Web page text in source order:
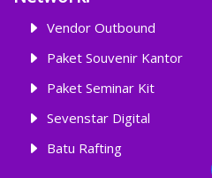
Vendor Outbound
Paket Souvenir Kantor
Paket Seminar Kit
Sevenstar Digital
Batu Rafting